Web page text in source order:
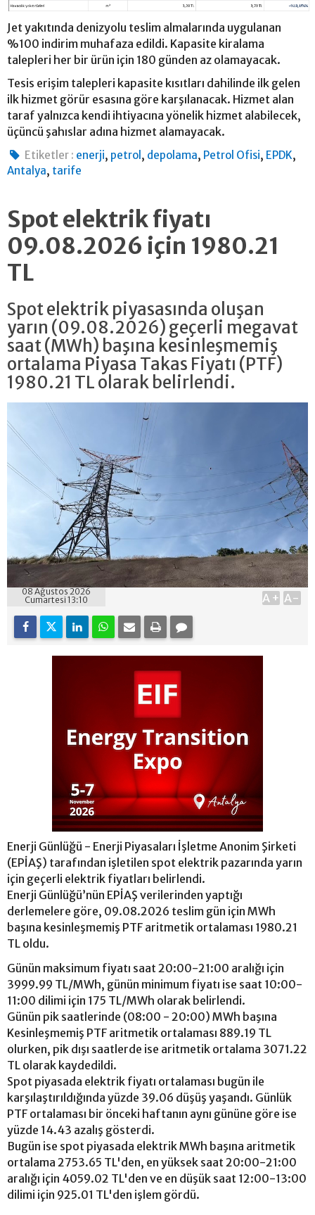
Jet yakıtında denizyolu teslim almalarında uygulanan
%100 indirim muhafaza edildi. Kapasite kiralama
talepleri her bir ürün için 180 günden az olamayacak.
Tesis erişim talepleri kapasite kısıtları dahilinde ilk gelen
ilk hizmet görür esasına göre karşılanacak. Hizmet alan
taraf yalnızca kendi ihtiyacına yönelik hizmet alabilecek,
üçüncü şahıslar adına hizmet alamayacak.
Etiketler : enerji, petrol , depolama, Petrol Ofisi, EPDK,
Antalya, tarife
Spot elektrik fiyatı
09.08.2026 için 1980.21
TL
Spot elektrik piyasasında oluşan
yarın (09.08.2026) geçerli megavat
saat (MWh) başına kesinleşmemiş
ortalama Piyasa Takas Fiyatı (PTF)
1980.21 TL olarak belirlendi.
08 Ağustos 2026
Cumartesi 13:10
A+ A-
Enerji Günlüğü - Enerji Piyasaları İşletme Anonim Şirketi
(EPİAŞ) tarafından işletilen spot elektrik pazarında yarın
için geçerli elektrik fiyatları belirlendi.
Enerji Günlüğü’nün EPİAŞ verilerinden yaptığı
derlemelere göre, 09.08.2026 teslim gün için MWh
başına kesinleşmemiş PTF aritmetik ortalaması 1980.21
TL oldu.
Günün maksimum fiyatı saat 20:00-21:00 aralığı için
3999.99 TL/MWh, günün minimum fiyatı ise saat 10:00-
11:00 dilimi için 175 TL/MWh olarak belirlendi.
Günün pik saatlerinde (08:00 - 20:00) MWh başına
Kesinleşmemiş PTF aritmetik ortalaması 889.19 TL
olurken, pik dışı saatlerde ise aritmetik ortalama 3071.22
TL olarak kaydedildi.
Spot piyasada elektrik fiyatı ortalaması bugün ile
karşılaştırıldığında yüzde 39.06 düşüş yaşandı. Günlük
PTF ortalaması bir önceki haftanın aynı gününe göre ise
yüzde 14.43 azalış gösterdi.
Bugün ise spot piyasada elektrik MWh başına aritmetik
ortalama 2753.65 TL'den, en yüksek saat 20:00-21:00
aralığı için 4059.02 TL'den ve en düşük saat 12:00-13:00
dilimi için 925.01 TL'den işlem gördü.